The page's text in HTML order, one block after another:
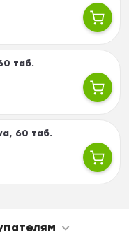
таб.
60 таб.